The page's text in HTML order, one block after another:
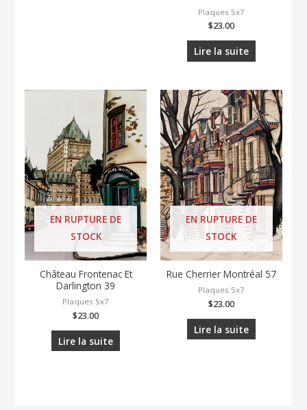
Plaques 5x7
$23.00
Lire la suite
EN RUPTURE DE
STOCK
Château Frontenac Et
Darlington 39
Plaques 5x7
$23.00
Lire la suite
EN RUPTURE DE
STOCK
Rue Cherrier Montréal 57
Plaques 5x7
$23.00
Lire la suite